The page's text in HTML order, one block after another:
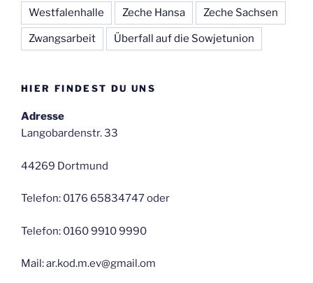
Westfalenhalle Zeche Hansa Zeche Sachsen
Zwangsarbeit Überfall auf die Sowjetunion
HIER FINDEST DU UNS
Adresse
Langobardenstr. 33
44269 Dortmund
Telefon: 0176 65834747 oder
Telefon: 0160 9910 9990
Mail: ar.kod.m.ev@gmail.om